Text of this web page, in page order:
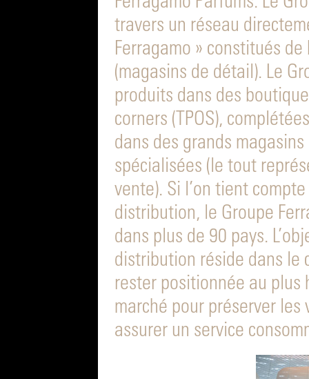
travers un réseau
Ferragamo » constitués
(magasins de détail). Le
produits dans des
corners (TPOS),
dans des grands
spécialisées (le tout
vente). Si l’on tient
distribution, le Groupe
dans plus de 90 pays.
distribution réside dans le
rester positionnée au plus
marché pour préserver
assurer un service